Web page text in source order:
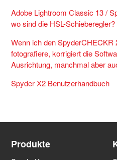
Adobe Lightroom Classic 13 /
wo sind die HSL-Schieberegler?
Wenn ich den SpyderCHECKR
fotografiere, korrigiert die
Ausrichtung, manchmal aber
Spyder X2 Benutzerhandbuch
Produkte